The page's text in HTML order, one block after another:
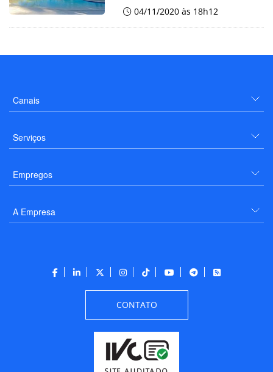
04/11/2020 às 18h12
Canais
Serviços
Empregos
A Empresa
CONTATO